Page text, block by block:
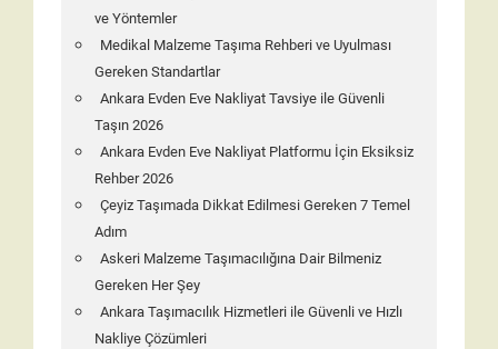
ve Yöntemler
Medikal Malzeme Taşıma Rehberi ve Uyulması
Gereken Standartlar
Ankara Evden Eve Nakliyat Tavsiye ile Güvenli
Taşın 2026
Ankara Evden Eve Nakliyat Platformu İçin Eksiksiz
Rehber 2026
Çeyiz Taşımada Dikkat Edilmesi Gereken 7 Temel
Adım
Askeri Malzeme Taşımacılığına Dair Bilmeniz
Gereken Her Şey
Ankara Taşımacılık Hizmetleri ile Güvenli ve Hızlı
Nakliye Çözümleri